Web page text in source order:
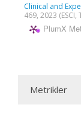
Clinical and
469, 2023 (ESCI,
PlumX
Metrikler